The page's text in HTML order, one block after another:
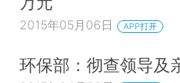
2015年05月06日 APP打开
环保部：彻查领导及